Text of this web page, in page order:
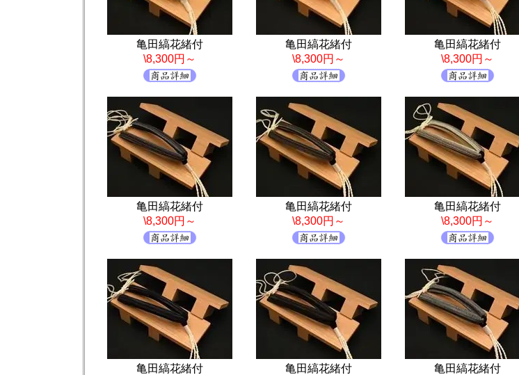
亀田縞花緒付
\8,300円～
亀田縞花緒付
\8,300円～
亀田縞花緒付
\8,300円～
亀田縞花緒付
\8,300円～
亀田縞花緒付
\8,300円～
亀田縞花緒付
\8,300円～
亀田縞花緒付
亀田縞花緒付
亀田縞花緒付